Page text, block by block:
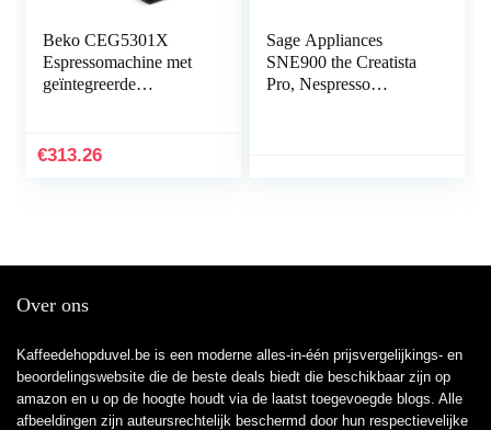
Beko CEG5301X
Espressomachine met
geïntegreerde
€313.26
Sage Appliances
SNE900 the Creatista
Pro, Nespresso
Over ons
Kaffeedehopduvel.be is een moderne alles-in-één prijsvergelijkings- en
beoordelingswebsite die de beste deals biedt die beschikbaar zijn op
amazon en u op de hoogte houdt via de laatst toegevoegde blogs. Alle
afbeeldingen zijn auteursrechtelijk beschermd door hun respectievelijke